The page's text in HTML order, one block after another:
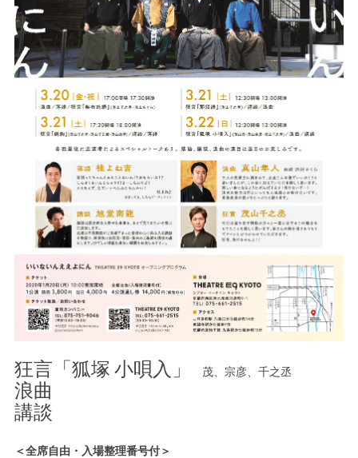
狂言「狐塚 小唄入」 茂、宗彦、千之丞
浪曲
講談
＜全席自由・入場整理番号付＞